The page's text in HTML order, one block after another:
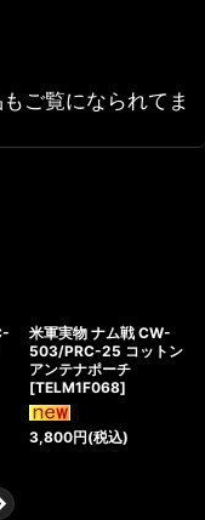
ご覧になられてま
米軍実物 ナム戦 CW-
503/PRC-25 コットン
アンテナポーチ
[TELM1F068]
3,800円(税込)